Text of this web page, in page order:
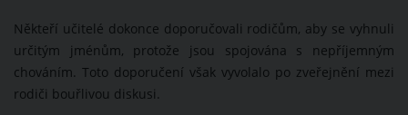
Někteří učitelé dokonce doporučovali rodičům, aby se vyhnuli
určitým jménům, protože jsou spojována s nepříjemným
chováním. Toto doporučení však vyvolalo po zveřejnění mezi
rodiči bouřlivou diskusi.